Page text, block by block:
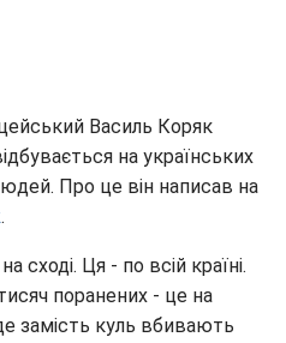
Василь Коряк
на українських
Про це він написав на
.
сході. Ця - по всій країні.
поранених - це на
замість куль вбивають